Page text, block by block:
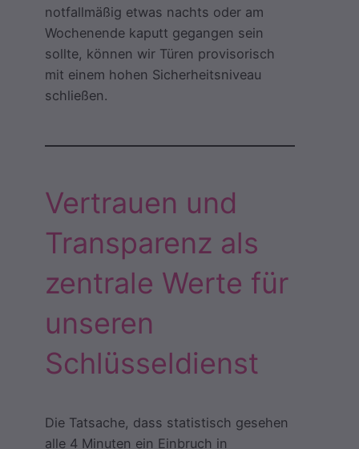
notfallmäßig etwas nachts oder am
Wochenende kaputt gegangen sein
sollte, können wir Türen provisorisch
mit einem hohen Sicherheitsniveau
schließen.
Vertrauen und
Transparenz als
zentrale Werte für
unseren
Schlüsseldienst
Die Tatsache, dass statistisch gesehen
alle 4 Minuten ein Einbruch in